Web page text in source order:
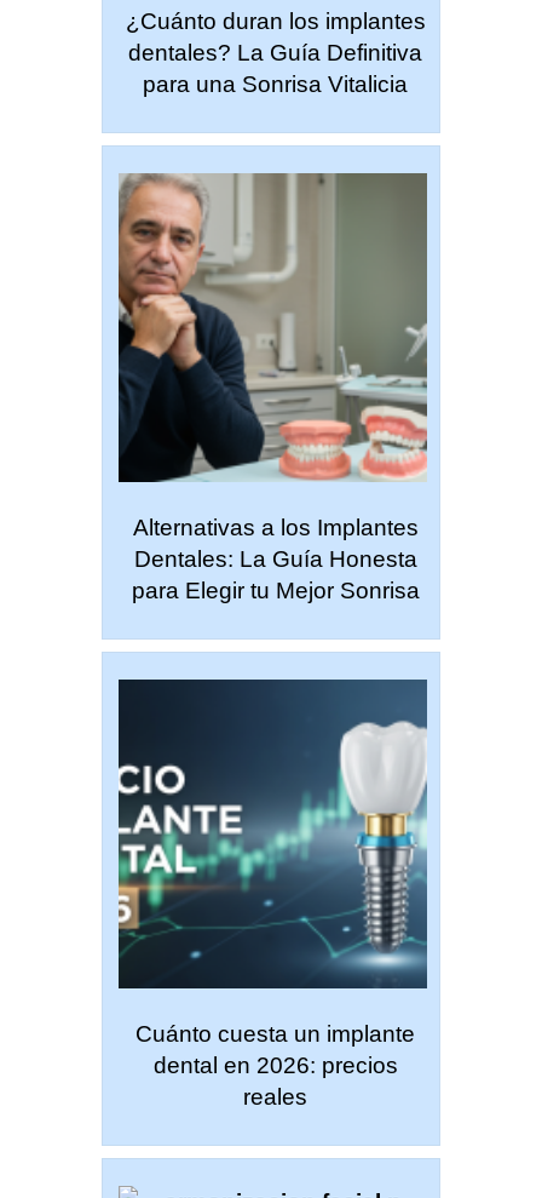
¿Cuánto duran los implantes
dentales? La Guía Definitiva
para una Sonrisa Vitalicia
Alternativas a los Implantes
Dentales: La Guía Honesta
para Elegir tu Mejor Sonrisa
Cuánto cuesta un implante
dental en 2026: precios
reales